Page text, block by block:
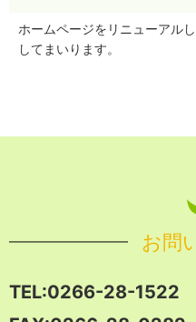
ホームページをリニューアル
してまいります。
お問
TEL:0266-28-1522